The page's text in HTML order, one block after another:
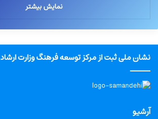
نمایش بیشتر
نشان ملی ثبت از مرکز توسعه فرهنگ وزارت ارشاد
آرشیو